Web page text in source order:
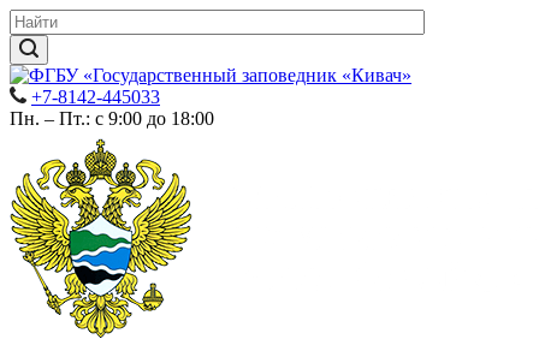
+7-8142-445033
Пн. – Пт.: с 9:00 до 18:00